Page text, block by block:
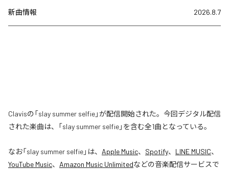
新曲情報 2026.8.7
Clavisの「slay summer selfie」が配信開始された。今回デジタル配信
された楽曲は、「slay summer selfie」を含む全1曲となっている。
なお「slay summer selfie」は、 Apple Music、 Spotify、 LINE MUSIC、
YouTube Music、 Amazon Music Unlimitedなどの音楽配信サービスで